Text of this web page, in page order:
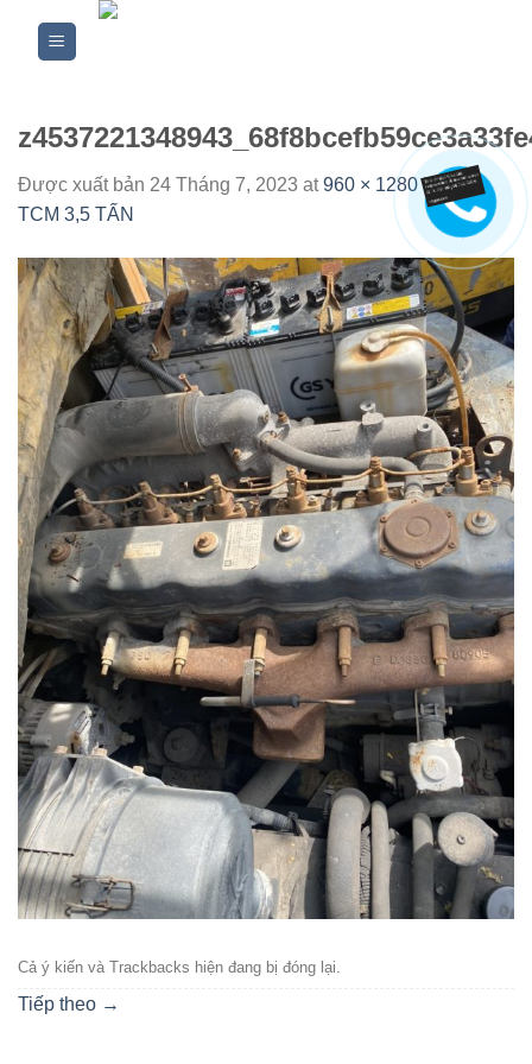
Được xuất bản 24 Tháng 7, 2023 at960 × 1280inXE
TCM 3,5 TẤN
Cả ý kiến ​​và Trackbacks hiện đang bị đóng lại.
Tiếp theo →